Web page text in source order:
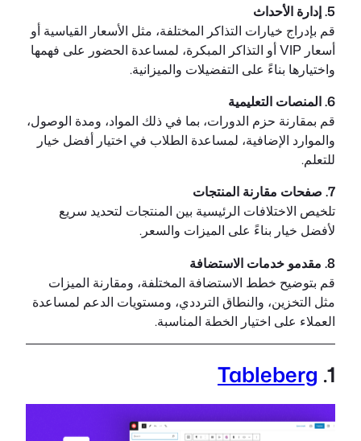
5. إدارة الأحداث
قم بإدراج خيارات التذاكر المختلفة، مثل الأسعار القياسية أو
أسعار VIP أو التذاكر المبكرة، لمساعدة الحضور على فهمها
واختيارها بناءً على التفضيلات والميزانية.
6. المنصات التعليمية
قم بمقارنة حزم الدورات، بما في ذلك المواد، ومدة الوصول،
والموارد الإضافية، لمساعدة الطلاب في اختيار أفضل خيار
للتعلم.
7. صفحات مقارنة المنتجات
تلخيص الاختلافات الرئيسية بين المنتجات لتحديد سريع
لأفضل خيار بناءً على الميزات والسعر.
8. مقدمو خدمات الاستضافة
قم بتوضيح خطط الاستضافة المختلفة، ومقارنة الميزات
مثل التخزين، والنطاق الترددي، ومستويات الدعم لمساعدة
العملاء على اختيار الخطة المناسبة.
1.
Tableberg